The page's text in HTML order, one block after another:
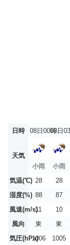
日時 08日00時08日
天気
小雨
小雨
気温(℃) 28 28
湿度(%) 88 87
風速(m/s)11 10
風向
東 東
気圧(hPa)1006 1005